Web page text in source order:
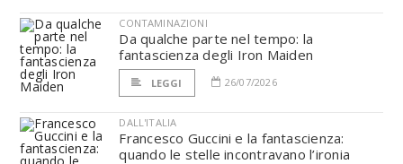
CONTAMINAZIONI
Da qualche parte nel tempo: la
fantascienza degli Iron Maiden
LEGGI 26/07/2026
DALL'ITALIA
Francesco Guccini e la fantascienza:
quando le stelle incontravano l’ironia